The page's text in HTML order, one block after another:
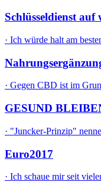
Schlüsseldienst auf
· Ich würde halt am
· Gegen CBD ist im
GESUND
· "Juncker-Prinzip"
Euro2017
· Ich schaue mir seit